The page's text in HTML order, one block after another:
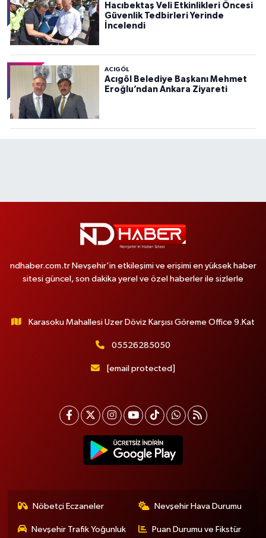
Hacıbektaş Veli Etkinlikleri Öncesi
Güvenlik Tedbirleri Yerinde
İncelendi
ACIGÖL
Acıgöl Belediye Başkanı Mehmet
Eroğlu’ndan Ankara Ziyareti
ndhaber.com.tr Nevşehir'in etkileşimi ve erişimi en yüksek haber
sitesi güncel, son dakika yerel ve özel haberler ile sizlerle
Karasoku Mahallesi Uzer Döviz Karşısı Göreme Office 9.Kat
05526285050
[email protected]
Nöbetçi Eczaneler Nevşehir Hava Durumu
Nevşehir Trafik Yoğunluk Puan Durumu ve Fikstür